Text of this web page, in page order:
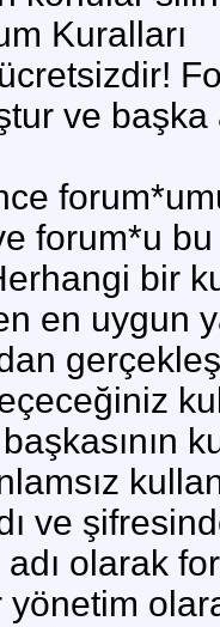
Kuralları
ve başka
forum*u
bir
en uygun
ve
adı olarak